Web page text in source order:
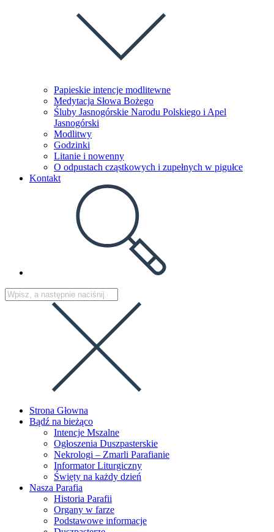
Papieskie intencje modlitewne
Medytacja Słowa Bożego
Śluby Jasnogórskie Narodu Polskiego i Apel
Jasnogórski
Modlitwy
Godzinki
Litanie i nowenny
O odpustach cząstkowych i zupełnych w pigułce
Kontakt
Strona Głowna
Bądź na bieżąco
Intencje Mszalne
Ogłoszenia Duszpasterskie
Nekrologi – Zmarli Parafianie
Informator Liturgiczny
Święty na każdy dzień
Nasza Parafia
Historia Parafii
Organy w farze
Podstawowe informacje